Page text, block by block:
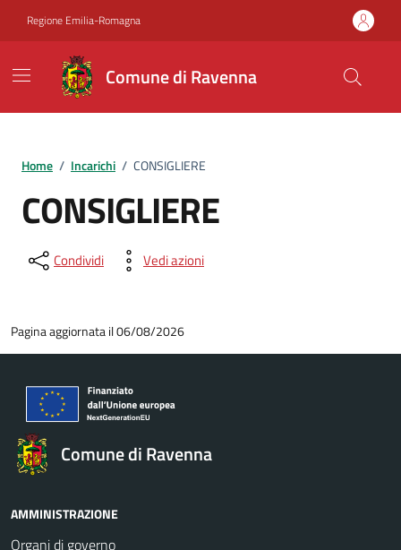
Regione Emilia-Romagna
Comune di Ravenna
Home / Incarichi / CONSIGLIERE
CONSIGLIERE
Condividi Vedi azioni
Pagina aggiornata il 06/08/2026
Comune di Ravenna
AMMINISTRAZIONE
Organi di governo